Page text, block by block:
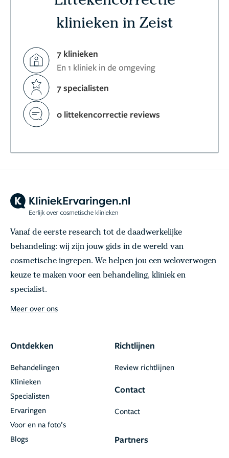
klinieken in Zeist
7 klinieken
En 1 kliniek in de omgeving
7 specialisten
0 littekencorrectie reviews
Vanaf de eerste research tot de daadwerkelijke
behandeling: wij zijn jouw gids in de wereld van
cosmetische ingrepen. We helpen jou een weloverwogen
keuze te maken voor een behandeling, kliniek en
specialist.
Meer over ons
Ontdekken
Behandelingen
Klinieken
Specialisten
Ervaringen
Voor en na foto’s
Blogs
Richtlijnen
Review richtlijnen
Contact
Contact
Partners